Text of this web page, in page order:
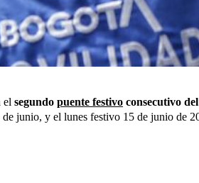
el segundo puente festivo consecutivo
junio, y el lunes festivo 15 de junio de